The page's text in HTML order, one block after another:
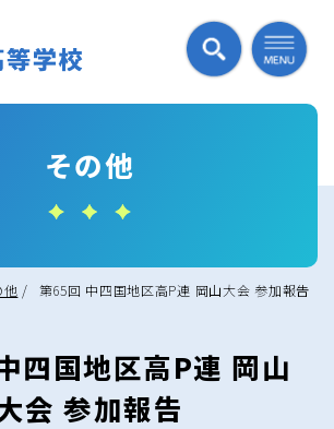
その他
他 / 第65回 中四国地区高P連 岡山大会 参加報告
四国地区高P連 岡山
会 参加報告